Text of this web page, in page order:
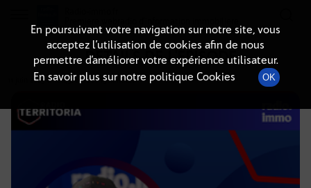
DÉTAILS DE L'ÉPISODE
11 juin 2025 à 11h45, durée : 13 minutes
En poursuivant votre navigation sur notre site, vous
acceptez l’utilisation de cookies afin de nous
permettre d’améliorer votre expérience utilisateur.
En savoir plus sur notre politique Cookies
OK